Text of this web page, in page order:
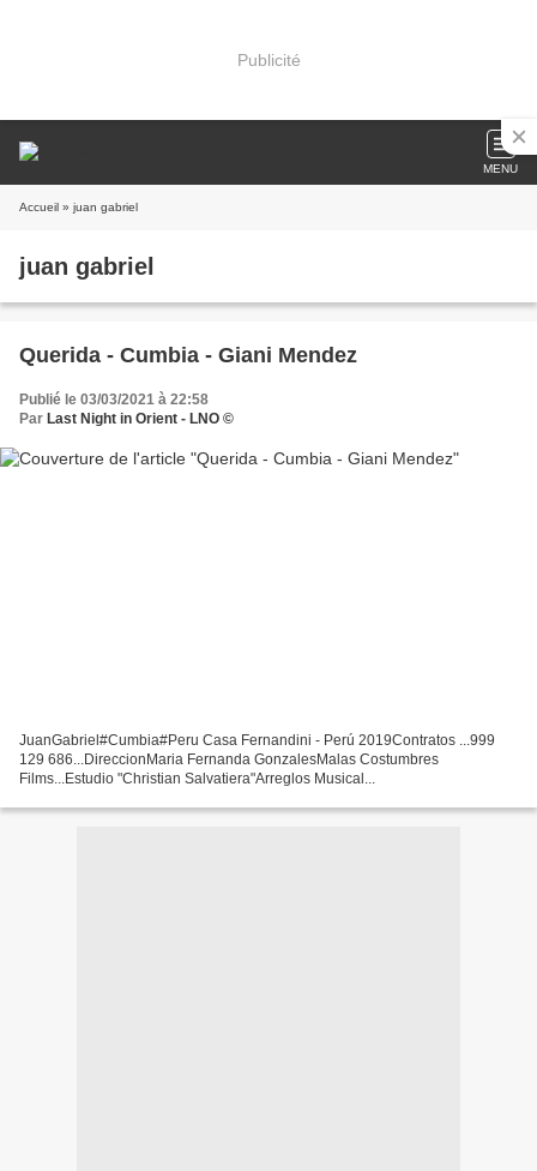
Publicité
MENU
Accueil » juan gabriel
juan gabriel
Querida - Cumbia - Giani Mendez
Publié le 03/03/2021 à 22:58
Par Last Night in Orient - LNO ©
JuanGabriel#Cumbia#Peru Casa Fernandini - Perú 2019Contratos ...999
129 686...DireccionMaria Fernanda GonzalesMalas Costumbres
Films...Estudio "Christian Salvatiera"Arreglos Musical...